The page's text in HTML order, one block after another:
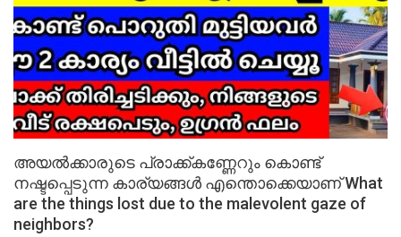
അയൽക്കാരുടെ പ്രാക്ക്കണ്ണേറും കൊണ്ട്
നഷ്ടപ്പെടുന്ന കാര്യങ്ങൾ എന്തൊക്കെയാണ് What
are the things lost due to the malevolent gaze of
neighbors?